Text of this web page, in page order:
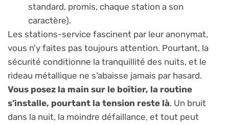
standard, promis, chaque station a son
caractère).
Les stations-service fascinent par leur anonymat,
vous n’y faites pas toujours attention. Pourtant, la
sécurité conditionne la tranquillité des nuits, et le
rideau métallique ne s’abaisse jamais par hasard.
Vous posez la main sur le boîtier, la routine
s’installe, pourtant la tension reste là. Un bruit
dans la nuit, la moindre défaillance, et tout peut